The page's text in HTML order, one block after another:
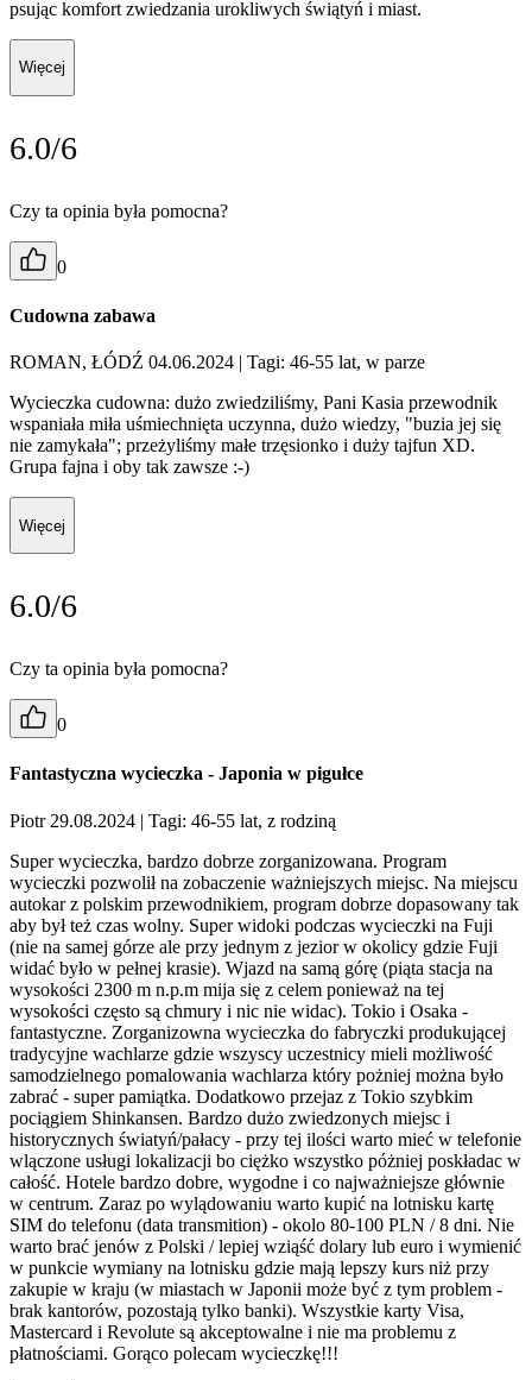
psując komfort zwiedzania urokliwych świątyń i miast.
Więcej
6.0/6
Czy ta opinia była pomocna?
0
Cudowna zabawa
ROMAN, ŁÓDŹ 04.06.2024 | Tagi: 46-55 lat, w parze
Wycieczka cudowna: dużo zwiedziliśmy, Pani Kasia przewodnik
wspaniała miła uśmiechnięta uczynna, dużo wiedzy, "buzia jej się
nie zamykała"; przeżyliśmy małe trzęsionko i duży tajfun XD.
Grupa fajna i oby tak zawsze :-)
Więcej
6.0/6
Czy ta opinia była pomocna?
0
Fantastyczna wycieczka - Japonia w pigułce
Piotr 29.08.2024 | Tagi: 46-55 lat, z rodziną
Super wycieczka, bardzo dobrze zorganizowana. Program
wycieczki pozwolił na zobaczenie ważniejszych miejsc. Na miejscu
autokar z polskim przewodnikiem, program dobrze dopasowany tak
aby był też czas wolny. Super widoki podczas wycieczki na Fuji
(nie na samej górze ale przy jednym z jezior w okolicy gdzie Fuji
widać było w pełnej krasie). Wjazd na samą górę (piąta stacja na
wysokości 2300 m n.p.m mija się z celem ponieważ na tej
wysokości często są chmury i nic nie widac). Tokio i Osaka -
fantastyczne. Zorganizowna wycieczka do fabryczki produkującej
tradycyjne wachlarze gdzie wszyscy uczestnicy mieli możliwość
samodzielnego pomalowania wachlarza który pożniej można było
zabrać - super pamiątka. Dodatkowo przejaz z Tokio szybkim
pociągiem Shinkansen. Bardzo dużo zwiedzonych miejsc i
historycznych światyń/pałacy - przy tej ilości warto mieć w telefonie
wlączone usługi lokalizacji bo ciężko wszystko póżniej poskładac w
całość. Hotele bardzo dobre, wygodne i co najważniejsze głównie
w centrum. Zaraz po wylądowaniu warto kupić na lotnisku kartę
SIM do telefonu (data transmition) - okolo 80-100 PLN / 8 dni. Nie
warto brać jenów z Polski / lepiej wziąść dolary lub euro i wymienić
w punkcie wymiany na lotnisku gdzie mają lepszy kurs niż przy
zakupie w kraju (w miastach w Japonii może być z tym problem -
brak kantorów, pozostają tylko banki). Wszystkie karty Visa,
Mastercard i Revolute są akceptowalne i nie ma problemu z
płatnościami. Gorąco polecam wycieczkę!!!